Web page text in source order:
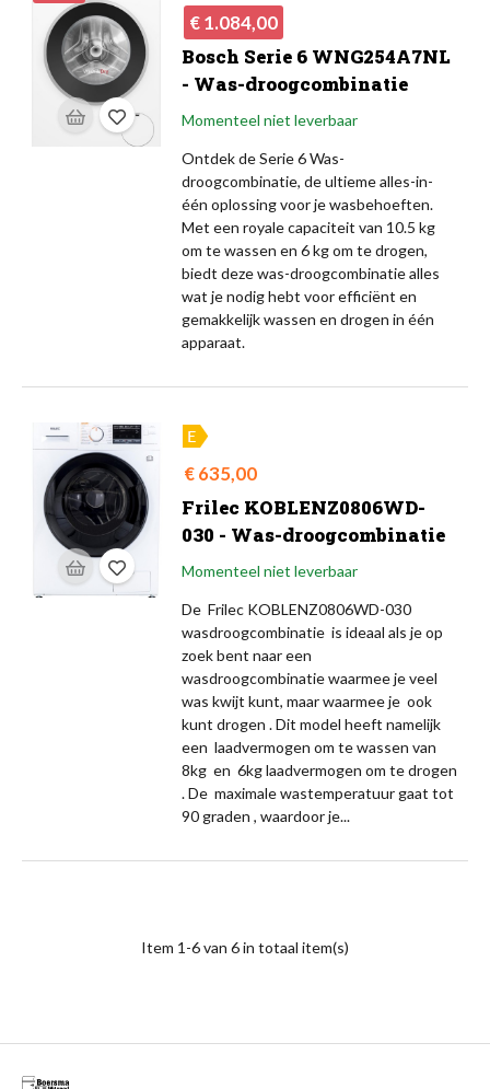
Normale
prijs
Prijs
€ 1.084,00
Bosch Serie 6 WNG254A7NL
- Was-droogcombinatie
Momenteel niet leverbaar
Ontdek de Serie 6 Was-
droogcombinatie, de ultieme alles-in-
één oplossing voor je wasbehoeften.
Met een royale capaciteit van 10.5 kg
om te wassen en 6 kg om te drogen,
biedt deze was-droogcombinatie alles
wat je nodig hebt voor efficiënt en
gemakkelijk wassen en drogen in één
apparaat.
Prijs
€ 635,00
Frilec KOBLENZ0806WD-
030 - Was-droogcombinatie
Momenteel niet leverbaar
De Frilec KOBLENZ0806WD-030
wasdroogcombinatie is ideaal als je op
zoek bent naar een
wasdroogcombinatie waarmee je veel
was kwijt kunt, maar waarmee je ook
kunt drogen . Dit model heeft namelijk
een laadvermogen om te wassen van
8kg en 6kg laadvermogen om te drogen
. De maximale wastemperatuur gaat tot
90 graden , waardoor je...
Item 1-6 van 6 in totaal item(s)